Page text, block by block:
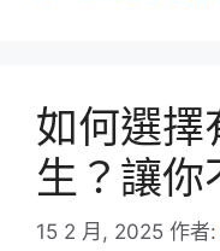
如何選擇
生？讓你
15 2 月, 2025 作者: